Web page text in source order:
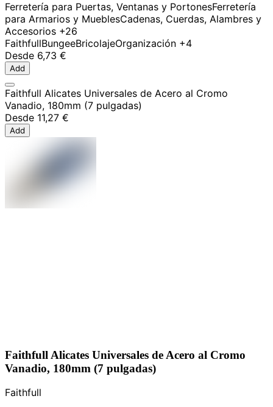
Ferretería para Puertas, Ventanas y PortonesFerretería
para Armarios y MueblesCadenas, Cuerdas, Alambres y
Accesorios +26
FaithfullBungeeBricolajeOrganización +4
Desde 6,73 €
Add
Faithfull Alicates Universales de Acero al Cromo
Vanadio, 180mm (7 pulgadas)
Desde 11,27 €
Add
Faithfull Alicates Universales de Acero al Cromo
Vanadio, 180mm (7 pulgadas)
Faithfull